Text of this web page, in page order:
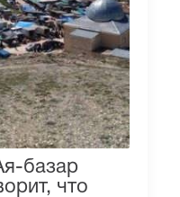
базар
что